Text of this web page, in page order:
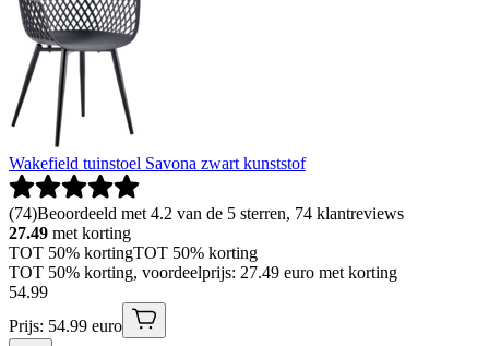
Wakefield tuinstoel Savona zwart kunststof
(74)Beoordeeld met 4.2 van de 5 sterren, 74 klantreviews
27.49 met korting
TOT 50% kortingTOT 50% korting
TOT 50% korting, voordeelprijs: 27.49 euro met korting
54.99
Prijs: 54.99 euro